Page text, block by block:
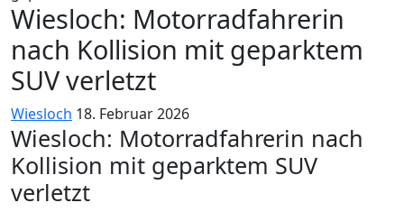
Wiesloch: Motorradfahrerin
nach Kollision mit geparktem
SUV verletzt
Wiesloch 18. Februar 2026
Wiesloch: Motorradfahrerin nach
Kollision mit geparktem SUV
verletzt